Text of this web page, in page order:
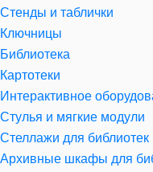
Стенды и таблички
Ключницы
Библиотека
Картотеки
Интерактивное
Стулья и мягкие модули
Стеллажи для библиотек
Архивные шкафы для